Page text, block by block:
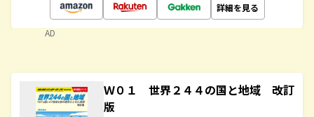
詳細を見る
AD
Ｗ０１ 世界２４４の国と地域 改訂
版